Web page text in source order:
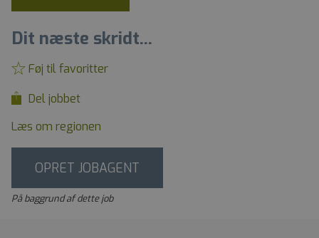
Dit næste skridt...
Føj til favoritter
Del jobbet
Læs om regionen
OPRET JOBAGENT
På baggrund af dette job